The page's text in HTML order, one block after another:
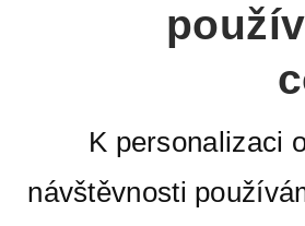
K personalizaci
návštěvnosti